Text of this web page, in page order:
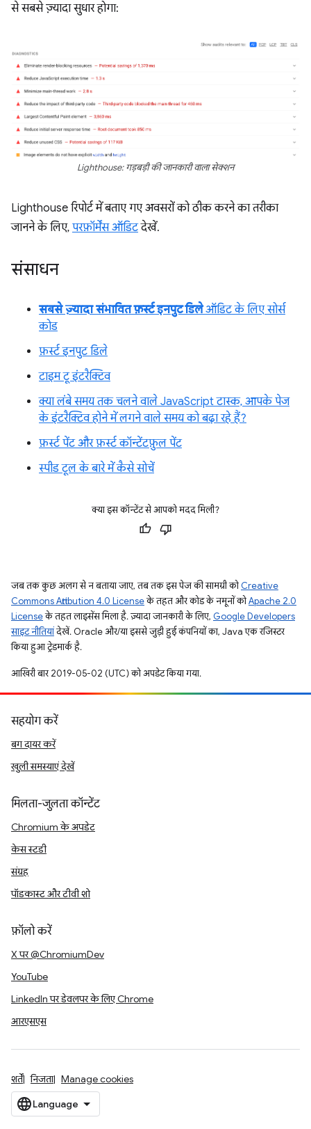
से सबसे ज़्यादा सुधार होगा:
Lighthouse: गड़बड़ी की जानकारी वाला सेक्शन
Lighthouse रिपोर्ट में बताए गए अवसरों को ठीक करने का तरीका
जानने के लिए, परफ़ॉर्मेंस ऑडिटदेखें.
संसाधन
सबसे ज़्यादा संभावित फ़र्स्ट इनपुट डिलेऑडिट के लिए सोर्स
कोड
फ़र्स्ट इनपुट डिले
टाइम टू इंटरैक्टिव
क्या लंबे समय तक चलने वाले JavaScript टास्क, आपके पेज
के इंटरैक्टिव होने में लगने वाले समय को बढ़ा रहे हैं?
फ़र्स्ट पेंट और फ़र्स्ट कॉन्टेंटफ़ुल पेंट
स्पीड टूल के बारे में कैसे सोचें
क्या इस कॉन्टेंट से आपको मदद मिली?
जब तक कुछ अलग से न बताया जाए, तब तक इस पेज की सामग्री कोCreative
Commons Attribution 4.0 Licenseके तहत और कोड के नमूनों कोApache 2.0
Licenseके तहत लाइसेंस मिला है. ज़्यादा जानकारी के लिए, Google Developers
साइट नीतियांदेखें. Oracle और/या इससे जुड़ी हुई कंपनियों का, Java एक रजिस्टर
किया हुआ ट्रेडमार्क है.
आखिरी बार 2019-05-02 (UTC) को अपडेट किया गया.
सहयोग करें
बग दायर करें
खुली समस्याएं देखें
मिलता-जुलता कॉन्टेंट
Chromium के अपडेट
केस स्टडी
संग्रह
पॉडकास्ट और टीवी शो
फ़ॉलो करें
X पर @ChromiumDev
YouTube
LinkedIn पर डेवलपर के लिए Chrome
आरएसएस
शर्तें निजता Manage cookies